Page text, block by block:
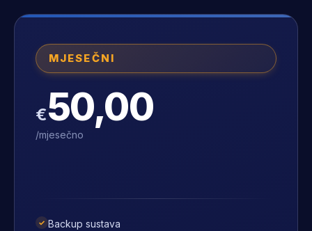
MJESEČNI
€50,00
/mjesečno
✓ Backup sustava